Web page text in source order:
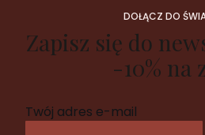
DOŁĄCZ DO
Zapisz się do
-10% na
Twój adres e-mail